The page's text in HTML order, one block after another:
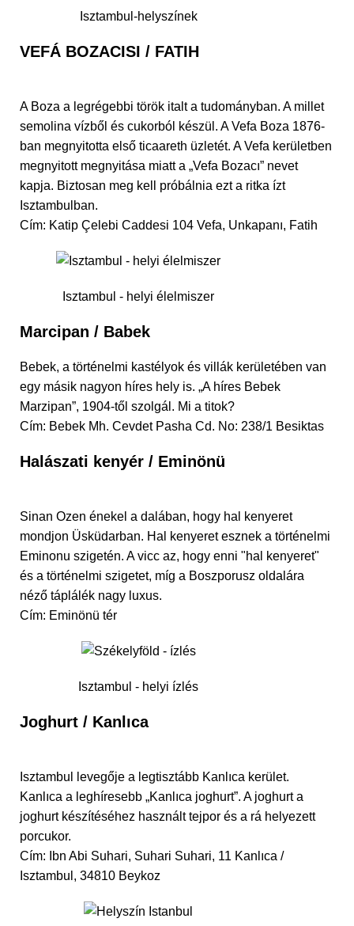
Isztambul-helyszínek
VEFÁ BOZACISI / FATIH
A Boza a legrégebbi török italt a tudományban. A millet
semolina vízből és cukorból készül. A Vefa Boza 1876-
ban megnyitotta első ticaareth üzletét. A Vefa kerületben
megnyitott megnyitása miatt a „Vefa Bozacı” nevet
kapja. Biztosan meg kell próbálnia ezt a ritka ízt
Isztambulban.
Cím: Katip Çelebi Caddesi 104 Vefa, Unkapanı, Fatih
Isztambul - helyi élelmiszer
Marcipan / Babek
Bebek, a történelmi kastélyok és villák kerületében van
egy másik nagyon híres hely is. „A híres Bebek
Marzipan”, 1904-től szolgál. Mi a titok?
Cím: Bebek Mh. Cevdet Pasha Cd. No: 238/1 Besiktas
Halászati kenyér / Eminönü
Sinan Ozen énekel a dalában, hogy hal kenyeret
mondjon Üsküdarban. Hal kenyeret esznek a történelmi
Eminonu szigetén. A vicc az, hogy enni "hal kenyeret"
és a történelmi szigetet, míg a Boszporusz oldalára
néző táplálék nagy luxus.
Cím: Eminönü tér
Isztambul - helyi ízlés
Joghurt / Kanlıca
Isztambul levegője a legtisztább Kanlıca kerület.
Kanlıca a leghíresebb „Kanlıca joghurt”. A joghurt a
joghurt készítéséhez használt tejpor és a rá helyezett
porcukor.
Cím: Ibn Abi Suhari, Suhari Suhari, 11 Kanlıca /
Isztambul, 34810 Beykoz